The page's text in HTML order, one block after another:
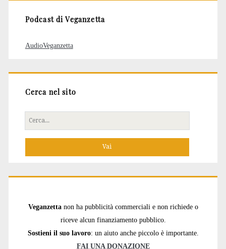
Podcast di Veganzetta
AudioVeganzetta
Cerca nel sito
Cerca
per:
Veganzetta non ha pubblicità commerciali e non richiede o
riceve alcun finanziamento pubblico.
Sostieni il suo lavoro: un aiuto anche piccolo è importante.
FAI UNA DONAZIONE